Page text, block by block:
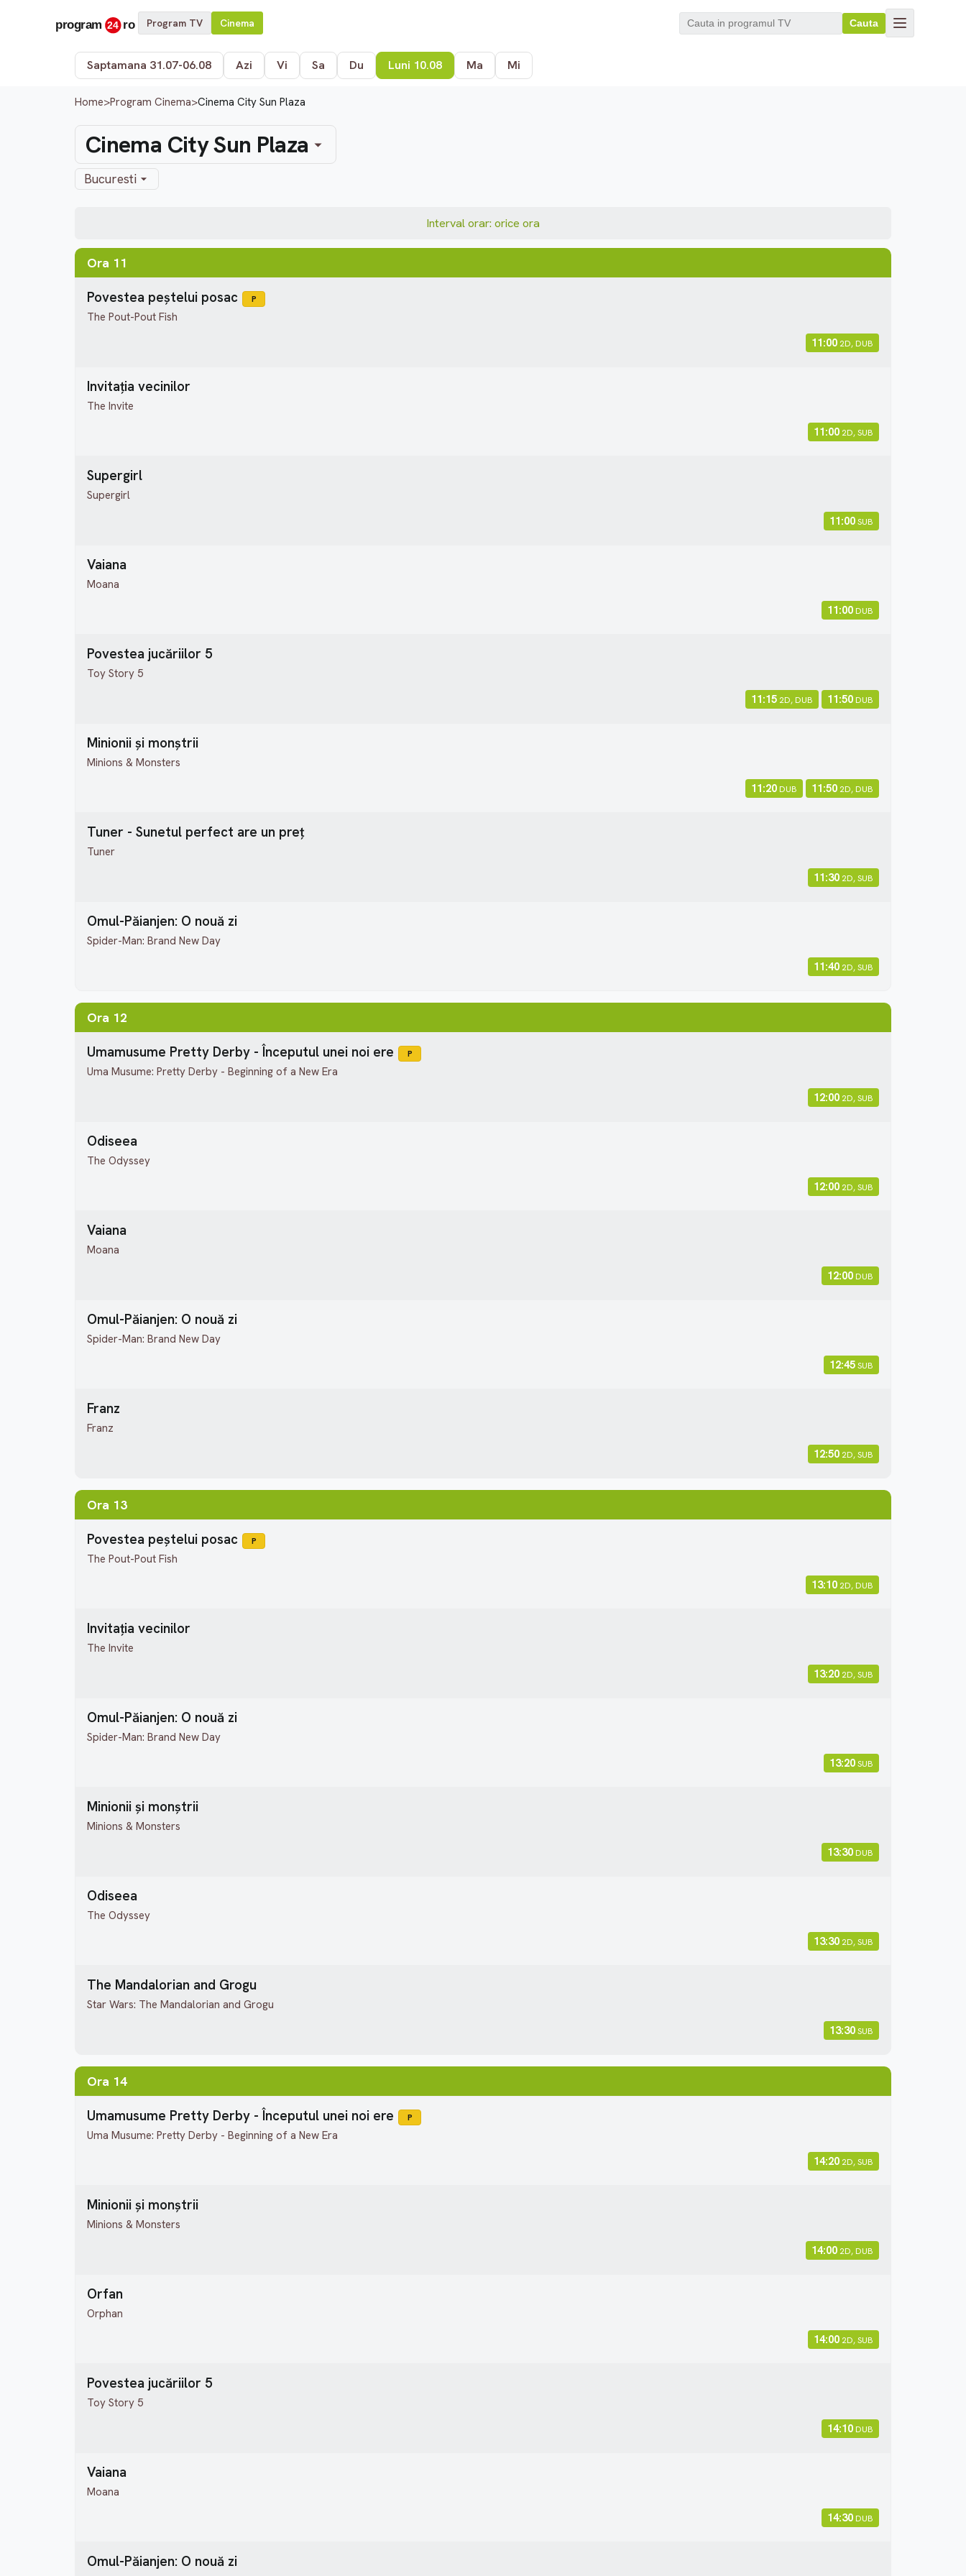
Program TV Cinema Cauta
Saptamana 31.07-06.08 Azi Vi Sa Du Luni 10.08 Ma Mi
Home>Program Cinema>Cinema City Sun Plaza
Cinema City Sun Plaza
Bucuresti
Interval orar: orice ora
Ora 11
Povestea peștelui posac P
The Pout-Pout Fish
11:00 2D, DUB
Invitația vecinilor
The Invite
11:00 2D, SUB
Supergirl
Supergirl
11:00SUB
Vaiana
Moana
11:00DUB
Povestea jucăriilor 5
Toy Story 5
11:15 2D, DUB 11:50DUB
Minionii și monștrii
Minions & Monsters
11:20DUB 11:50 2D, DUB
Tuner - Sunetul perfect are un preț
Tuner
11:30 2D, SUB
Omul-Păianjen: O nouă zi
Spider-Man: Brand New Day
11:40 2D, SUB
Ora 12
Umamusume Pretty Derby - Începutul unei noi ere P
Uma Musume: Pretty Derby - Beginning of a New Era
12:00 2D, SUB
Odiseea
The Odyssey
12:00 2D, SUB
Vaiana
Moana
12:00DUB
Omul-Păianjen: O nouă zi
Spider-Man: Brand New Day
12:45SUB
Franz
Franz
12:50 2D, SUB
Ora 13
Povestea peștelui posac P
The Pout-Pout Fish
13:10 2D, DUB
Invitația vecinilor
The Invite
13:20 2D, SUB
Omul-Păianjen: O nouă zi
Spider-Man: Brand New Day
13:20SUB
Minionii și monștrii
Minions & Monsters
13:30DUB
Odiseea
The Odyssey
13:30 2D, SUB
The Mandalorian and Grogu
Star Wars: The Mandalorian and Grogu
13:30SUB
Ora 14
Umamusume Pretty Derby - Începutul unei noi ere P
Uma Musume: Pretty Derby - Beginning of a New Era
14:20 2D, SUB
Minionii și monștrii
Minions & Monsters
14:00 2D, DUB
Orfan
Orphan
14:00 2D, SUB
Povestea jucăriilor 5
Toy Story 5
14:10DUB
Vaiana
Moana
14:30DUB
Omul-Păianjen: O nouă zi